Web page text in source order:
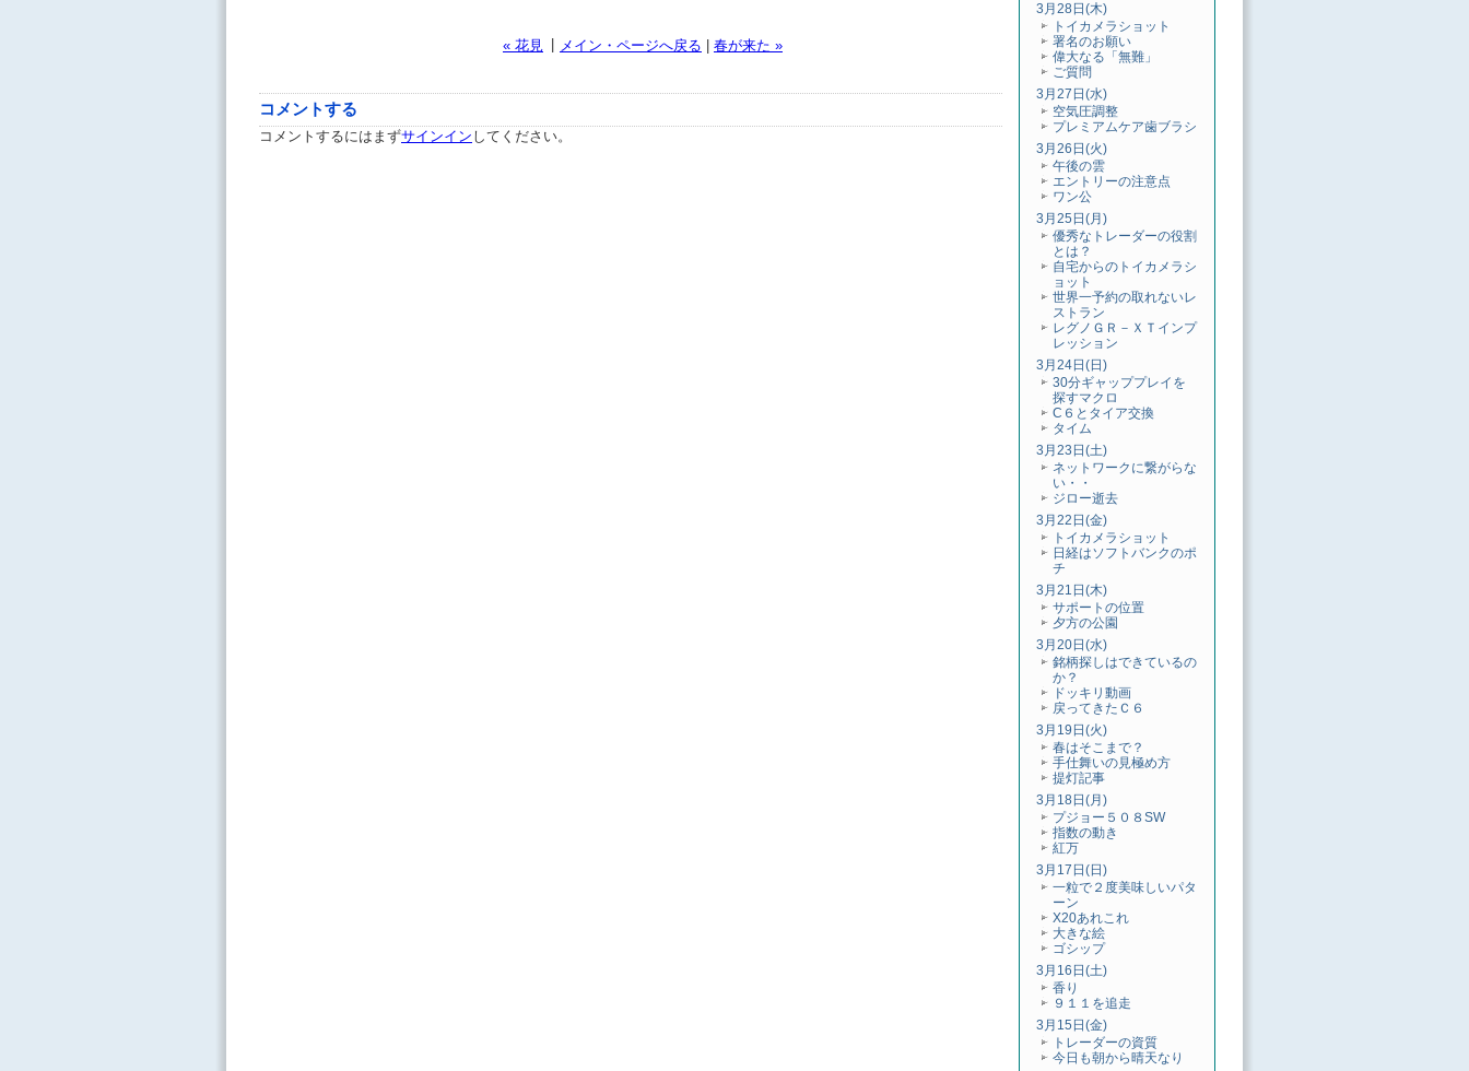
« 花見 メイン・ページへ戻る 春が来た »
コメントする
コメントするにはまずサインイン してください。
3月28日(木)
トイカメラショット
署名のお願い
偉大なる「無難」
ご質問
3月27日(水)
空気圧調整
プレミアムケア歯ブラシ
3月26日(火)
午後の雲
エントリーの注意点
ワン公
3月25日(月)
優秀なトレーダーの役割
とは？
自宅からのトイカメラシ
ョット
世界一予約の取れないレ
ストラン
レグノＧＲ－ＸＴインプ
レッション
3月24日(日)
30分ギャッププレイを
探すマクロ
C６とタイア交換
タイム
3月23日(土)
ネットワークに繋がらな
い・・
ジロー逝去
3月22日(金)
トイカメラショット
日経はソフトバンクのポ
チ
3月21日(木)
サポートの位置
夕方の公園
3月20日(水)
銘柄探しはできているの
か？
ドッキリ動画
戻ってきたＣ６
3月19日(火)
春はそこまで？
手仕舞いの見極め方
提灯記事
3月18日(月)
プジョー５０８SW
指数の動き
紅万
3月17日(日)
一粒で２度美味しいパタ
ーン
X20あれこれ
大きな絵
ゴシップ
3月16日(土)
香り
９１１を追走
3月15日(金)
トレーダーの資質
今日も朝から晴天なり